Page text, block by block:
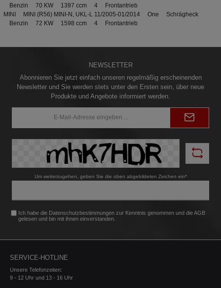
Benzin 70 KW 1397 ccm 4 Frontantrieb
MINI MINI (R56) MINI-N, UKL-L 11/2005-01/2014 One Schrägheck
Benzin 72 KW 1598 ccm 4 Frontantrieb
NEWSLETTER
Abonnieren Sie jetzt einfach unseren regelmäßig erscheinenden
Newsletter und Sie werden stets unter den Ersten sein, über neue
Produkte und Angebote informiert werden.
Mail-
Um weiterzugehen, geben Sie die oben abgebildeten Zeichen ein*
Ich habe die Datenschutzbestimmungen zur Kenntnis genommen und dieAGB
gelesen und bin mit ihnen einverstanden.
SERVICE-HOTLINE
Unsere Telefonzeiten:
9 - 12 Uhr und 13 - 16 Uhr